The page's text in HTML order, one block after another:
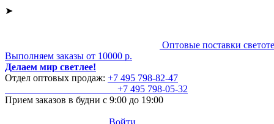
➤
Оптовые поставки
Выполняем заказы от 10000 р.
Делаем мир светлее!
Отдел оптовых продаж: +7 495 798-82-47
+7 495 798-05-32
Прием заказов в будни с 9:00 до 19:00
Войти